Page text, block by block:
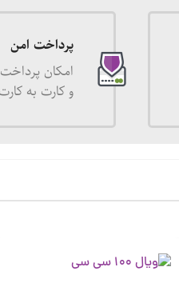
پرداخت امن
امکان
و کارت به کارت